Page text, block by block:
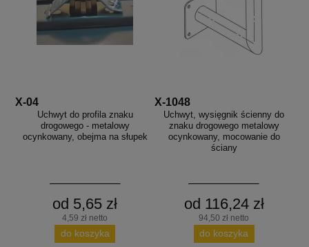
X-04
Uchwyt do profila znaku
drogowego - metalowy
ocynkowany, obejma na słupek
od 5,65 zł
4,59 zł netto
do koszyka
X-1048
Uchwyt, wysięgnik ścienny do
znaku drogowego metalowy
ocynkowany, mocowanie do
ściany
od 116,24 zł
94,50 zł netto
do koszyka